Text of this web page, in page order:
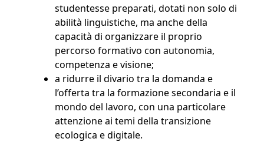
studentesse preparati, dotati non solo di
abilità linguistiche, ma anche della
capacità di organizzare il proprio
percorso formativo con autonomia,
competenza e visione;
a ridurre il divario tra la domanda e
l’offerta tra la formazione secondaria e il
mondo del lavoro, con una particolare
attenzione ai temi della transizione
ecologica e digitale.